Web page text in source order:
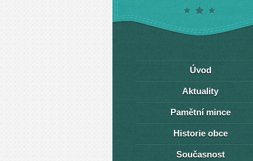
Úvod
Aktuality
Pamětní mince
Historie obce
Současnost